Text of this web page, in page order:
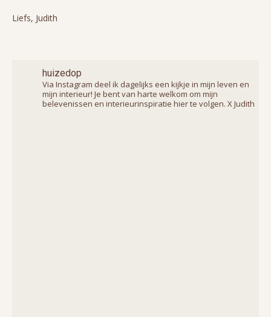
Liefs, Judith
huizedop
Via Instagram deel ik dagelijks een kijkje in mijn leven en
mijn interieur! Je bent van harte welkom om mijn
belevenissen en interieurinspiratie hier te volgen. X Judith